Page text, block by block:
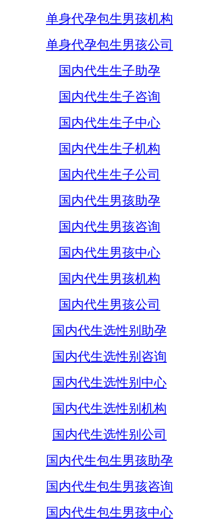
单身代孕包生男孩机构
单身代孕包生男孩公司
国内代生生子助孕
国内代生生子咨询
国内代生生子中心
国内代生生子机构
国内代生生子公司
国内代生男孩助孕
国内代生男孩咨询
国内代生男孩中心
国内代生男孩机构
国内代生男孩公司
国内代生选性别助孕
国内代生选性别咨询
国内代生选性别中心
国内代生选性别机构
国内代生选性别公司
国内代生包生男孩助孕
国内代生包生男孩咨询
国内代生包生男孩中心